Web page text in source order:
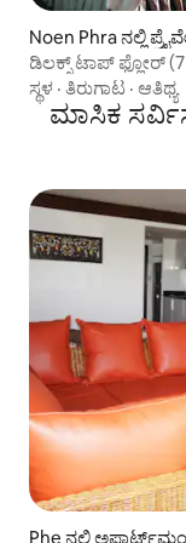
Noen Phra ನಲ್ಲಿ
ಡಿಲಕ್ಸ್ ಟಾಪ್ ಫ್ಲೋರ್ (7
ಸ್ಥಳ · ತಿರುಗಾಟ · ಆತಿಥ್ಯ
ಮಾಸಿಕ
Phe ನಲ್ಲಿ